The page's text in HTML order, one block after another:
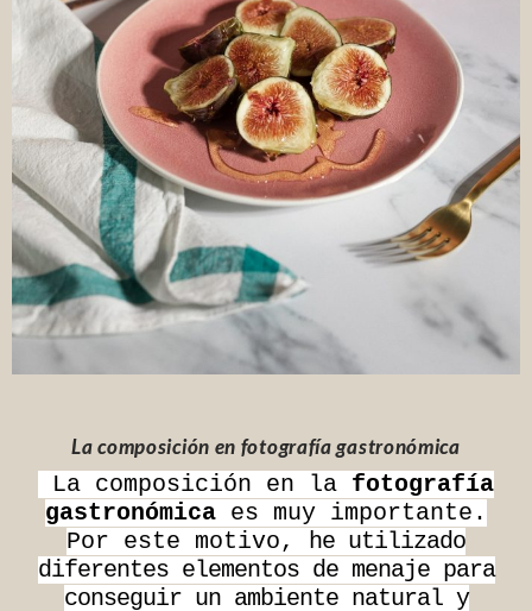
La composición en fotografía gastronómica
La composición en la fotografía
gastronómica es muy importante.
Por este motivo, he utilizado
diferentes elementos de menaje para
conseguir un ambiente natural y